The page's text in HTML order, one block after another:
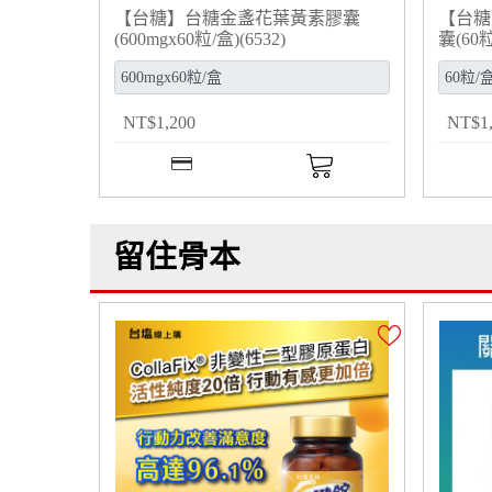
【台糖】台糖金盞花葉黃素膠囊
(600mgx60粒/盒)(6532)
NT$1,200
【台
囊(60
NT$
留住骨本